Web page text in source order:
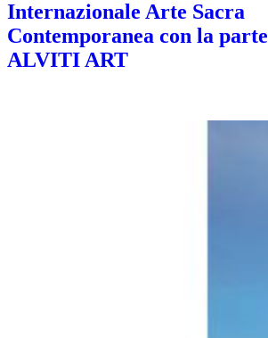
Internazionale Arte Sacra
Contemporanea con la
ALVITI ART